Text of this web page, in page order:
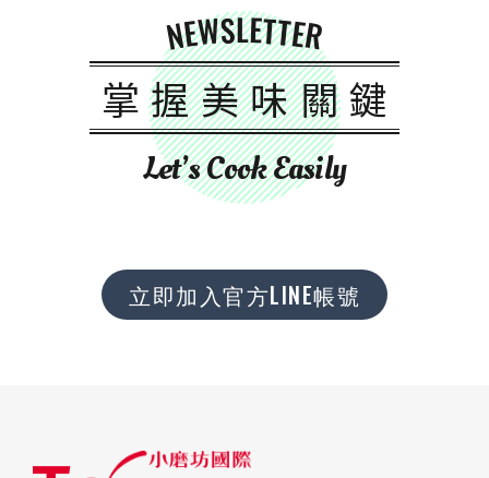
NEWSLETTER
掌握美味關鍵
Let’s Cook Easily
立即加入官方LINE帳號